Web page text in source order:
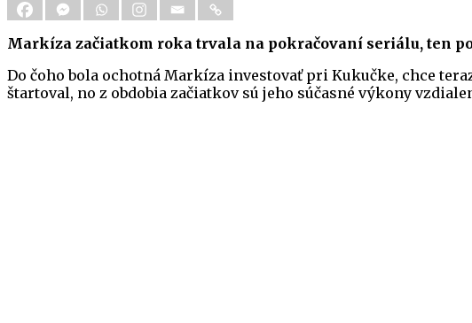
Markíza začiatkom roka trvala na pokračovaní seriálu, ten
Do čoho bola ochotná Markíza investovať pri Kukučke, chce
štartoval, no z obdobia začiatkov sú jeho súčasné výkony